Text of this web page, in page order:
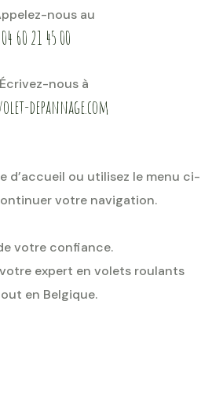
nous au
04 60 21 45 00
nous à
depannage.com
d’accueil ou utilisez le menu ci-
votre navigation.
votre confiance.
expert en volets roulants
en Belgique.